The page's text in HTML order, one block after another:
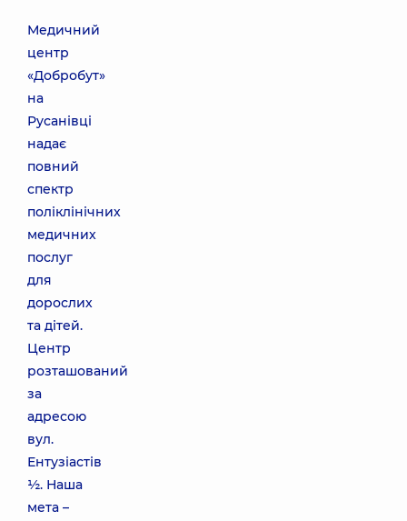
Медичний
центр
«Добробут»
на
Русанівці
надає
повний
спектр
поліклінічних
медичних
послуг
для
дорослих
та дітей.
Центр
розташований
за
адресою
вул.
Ентузіастів
½. Наша
мета –